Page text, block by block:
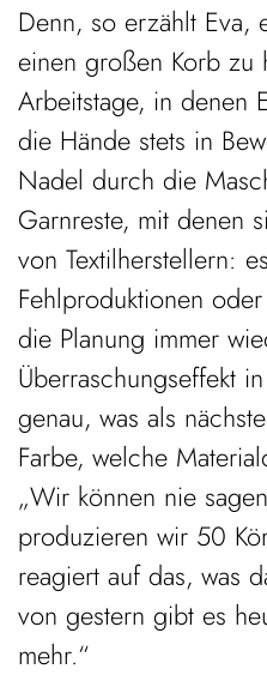
Denn, so erzählt Eva,
einen großen Korb zu
Arbeitstage, in denen
die Hände stets in
Nadel durch die
Garnreste, mit denen
von Textilherstellern:
Fehlproduktionen
die Planung immer
Überraschungseffekt
genau, was als
Farbe, welche
„Wir können nie
produzieren wir 50
reagiert auf das, was
von gestern gibt es
mehr.“